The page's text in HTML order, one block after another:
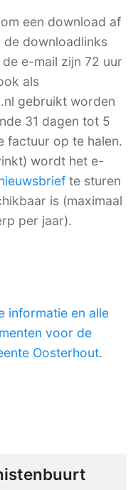
een download af
downloadlinks
e-mail zijn 72 uur
als
gebruikt worden
31 dagen tot 5
factuur op te halen.
wordt het e-
te sturen
is (maximaal
per jaar).
informatie en alle
voor de
Oosterhout.